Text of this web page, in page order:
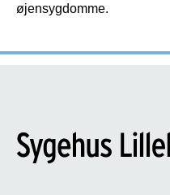
øjensygdomme.